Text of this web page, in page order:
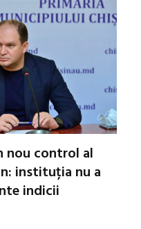
nou control al
instituția nu a
indicii